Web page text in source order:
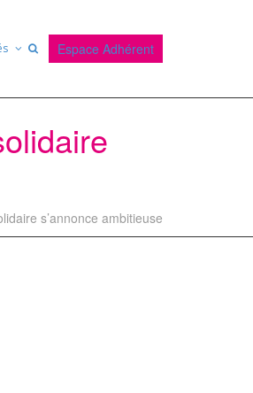
Espace Adhérent
s’annonce ambitieuse